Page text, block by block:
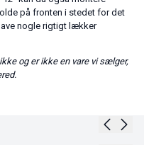
på fronten i stedet for det
nogle rigtigt lækker
og er ikke en vare vi sælger,